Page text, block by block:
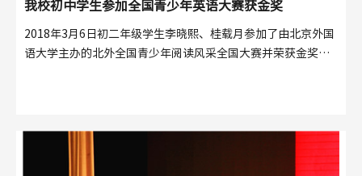
我校初中学生参加全国青少年英语大赛获金奖
2018年3月6日初二年级学生李晓熙、桂载月参加了由北京外国
语大学主办的北外全国青少年阅读风采全国大赛并荣获金奖。